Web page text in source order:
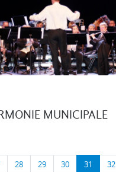
MUNICIPALE
28 29 30 31 32